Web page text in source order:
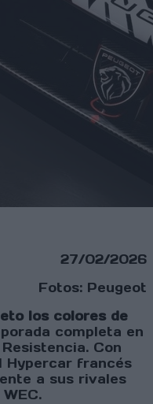
27/02/2026
Fotos: Peugeot
los colores de
completa en
Con
Hypercar francés
a sus rivales